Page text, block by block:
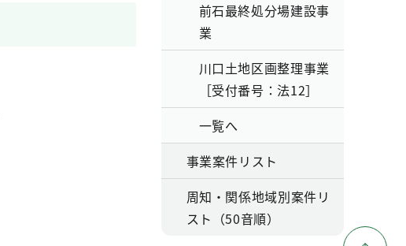
前石最終処分場建設事
業
川口土地区画整理事業
［受付番号：法12］
一覧へ
事業案件リスト
周知・関係地域別案件リ
スト（50音順）